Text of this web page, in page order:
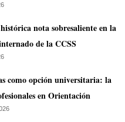
nota sobresaliente en la
de la CCSS
como opción universitaria: la
en Orientación